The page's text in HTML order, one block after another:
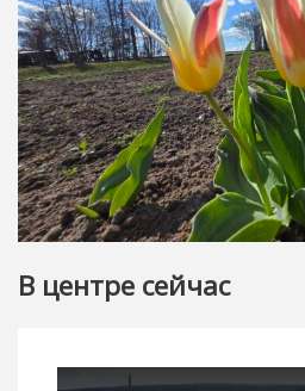
В центре сейчас